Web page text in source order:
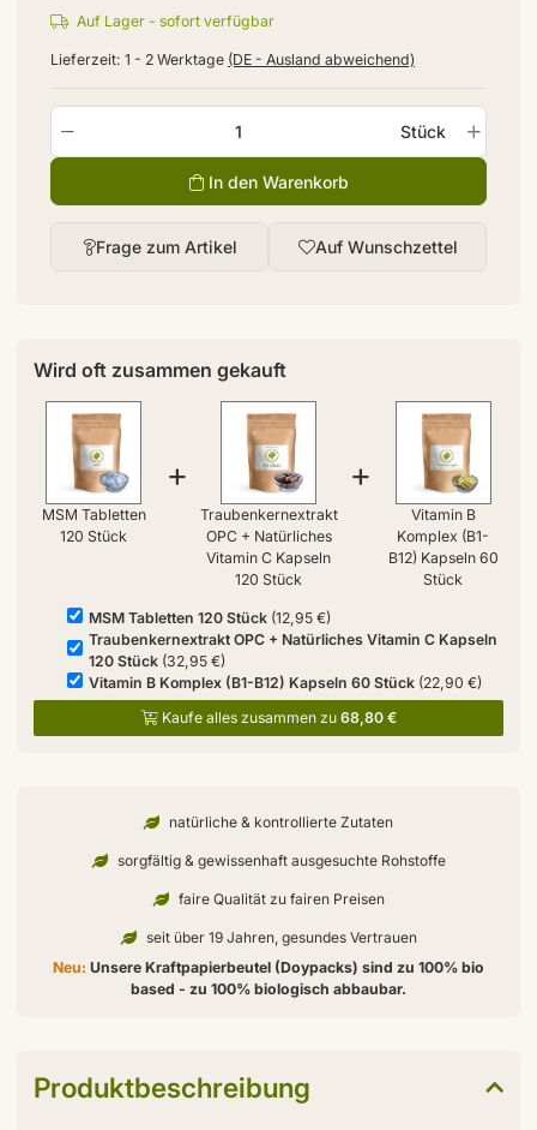
Frage zum Artikel Auf Wunschzettel
Stück
In den Warenkorb
Auf Lager - sofort verfügbar
Lieferzeit: 1 - 2 Werktage (DE - Ausland abweichend)
Wird oft zusammen gekauft
MSM Tabletten
120 Stück
+
Traubenkernextrakt
OPC + Natürliches
Vitamin C Kapseln
120 Stück
+
Vitamin B
Komplex (B1-
B12) Kapseln 60
Stück
MSM Tabletten 120 Stück(12,95 €)
Traubenkernextrakt OPC + Natürliches Vitamin C Kapseln
120 Stück(32,95 €)
Vitamin B Komplex (B1-B12) Kapseln 60 Stück(22,90 €)
Kaufe alles zusammen zu 68,80 €
natürliche & kontrollierte Zutaten
sorgfältig & gewissenhaft ausgesuchte Rohstoffe
faire Qualität zu fairen Preisen
seit über 19 Jahren, gesundes Vertrauen
Neu: Unsere Kraftpapierbeutel (Doypacks) sind zu 100% bio
based - zu 100% biologisch abbaubar.
Produktbeschreibung